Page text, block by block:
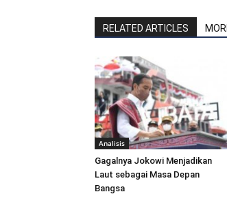
RELATED ARTICLES
Analisis
Gagalnya Jokowi Menjadikan
Laut sebagai Masa Depan
Bangsa